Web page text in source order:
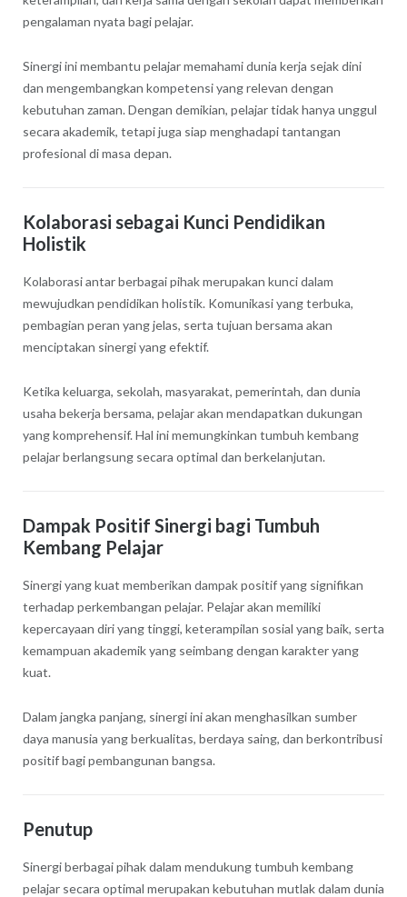
pengalaman nyata bagi pelajar.
Sinergi ini membantu pelajar memahami dunia kerja sejak dini
dan mengembangkan kompetensi yang relevan dengan
kebutuhan zaman. Dengan demikian, pelajar tidak hanya unggul
secara akademik, tetapi juga siap menghadapi tantangan
profesional di masa depan.
Kolaborasi sebagai Kunci Pendidikan
Holistik
Kolaborasi antar berbagai pihak merupakan kunci dalam
mewujudkan pendidikan holistik. Komunikasi yang terbuka,
pembagian peran yang jelas, serta tujuan bersama akan
menciptakan sinergi yang efektif.
Ketika keluarga, sekolah, masyarakat, pemerintah, dan dunia
usaha bekerja bersama, pelajar akan mendapatkan dukungan
yang komprehensif. Hal ini memungkinkan tumbuh kembang
pelajar berlangsung secara optimal dan berkelanjutan.
Dampak Positif Sinergi bagi Tumbuh
Kembang Pelajar
Sinergi yang kuat memberikan dampak positif yang signifikan
terhadap perkembangan pelajar. Pelajar akan memiliki
kepercayaan diri yang tinggi, keterampilan sosial yang baik, serta
kemampuan akademik yang seimbang dengan karakter yang
kuat.
Dalam jangka panjang, sinergi ini akan menghasilkan sumber
daya manusia yang berkualitas, berdaya saing, dan berkontribusi
positif bagi pembangunan bangsa.
Penutup
Sinergi berbagai pihak dalam mendukung tumbuh kembang
pelajar secara optimal merupakan kebutuhan mutlak dalam dunia